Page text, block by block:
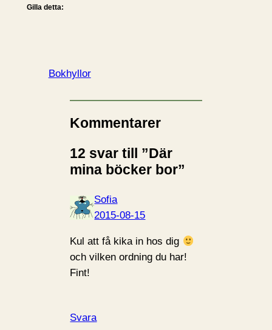
Gilla detta:
Bokhyllor
Kommentarer
12 svar till ”Där
mina böcker bor”
Sofia
2015-08-15
Kul att få kika in hos dig
och vilken ordning du har!
Fint!
Svara